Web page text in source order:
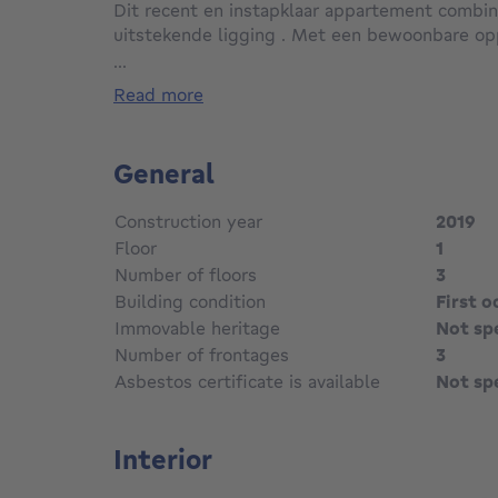
Dit recent en instapklaar appartement
uitstekende ligging . Met een bewoonbare
wie zorgeloos wil wonen op een centrale
geniet u hier van een vlotte bereikbaarheid,
zuidwestgerichte terras zorgt voor optimaal
Troeven:
• Zeer ruim appartement van 121 m²
• Energiezuinig met EPC-label B
• Zonnig, zuidwestgericht terras
• Private autostaanplaats en kelderberging
• Kwalitatief afgewerkt en instapklaar
• Vlotte verbinding naar scholen, openbaar
• Inkomhal
• Apart toilet met handenwasser
...
read more
General
Construction year
2019
Floor
1
Number of floors
3
Building condition
First
Immovable heritage
Not
Number of frontages
3
Asbestos certificate is available
Not
Interior